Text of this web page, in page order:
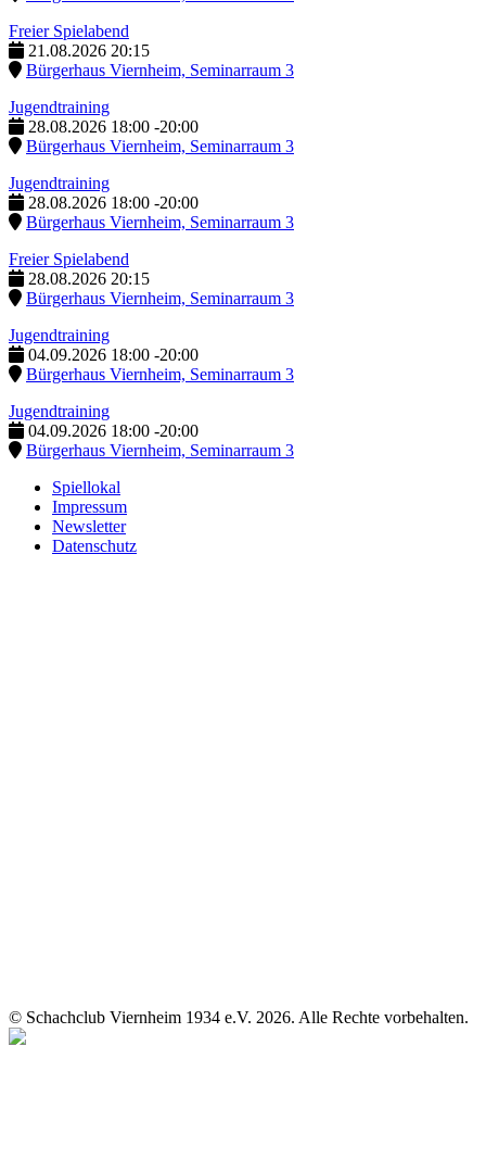
Freier Spielabend
21.08.2026 20:15
Bürgerhaus Viernheim, Seminarraum 3
Jugendtraining
28.08.2026 18:00 -20:00
Bürgerhaus Viernheim, Seminarraum 3
Jugendtraining
28.08.2026 18:00 -20:00
Bürgerhaus Viernheim, Seminarraum 3
Freier Spielabend
28.08.2026 20:15
Bürgerhaus Viernheim, Seminarraum 3
Jugendtraining
04.09.2026 18:00 -20:00
Bürgerhaus Viernheim, Seminarraum 3
Jugendtraining
04.09.2026 18:00 -20:00
Bürgerhaus Viernheim, Seminarraum 3
Spiellokal
Impressum
Newsletter
Datenschutz
© Schachclub Viernheim 1934 e.V. 2026. Alle Rechte vorbehalten.